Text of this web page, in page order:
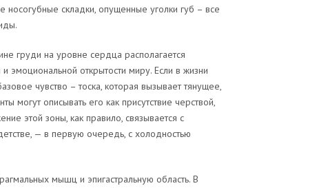
складки, опущенные уголки губ – все
груди на уровне сердца располагается
эмоциональной открытости миру. Если в жизни
чувство – тоска, которая вызывает тянущее,
могут описывать его как присутствие черствой,
этой зоны, как правило, связывается с
— в первую очередь, с холодностью
мышц и эпигастральную область. В